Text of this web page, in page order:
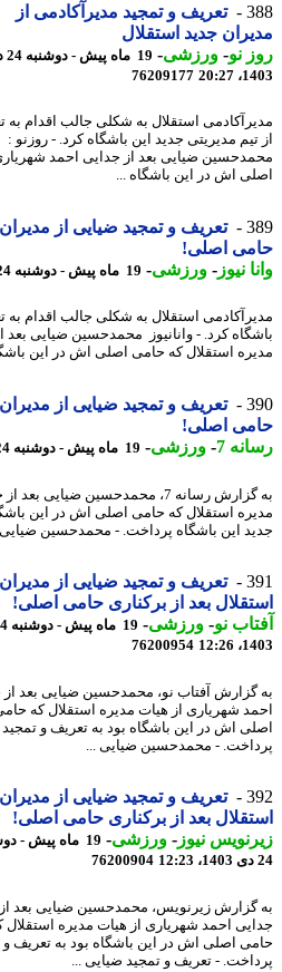
تعریف و تمجید مدیرآکادمی از
جدید استقلال
نو- ورزشی-
19 ماه پیش - دوشنبه 24 دی
76209177
استقلال به شکلی جالب اقدام به
مدیریتی جدید این باشگاه کرد. - روزنو :
ضیایی بعد از جدایی احمد شهریاری از
اش در این باشگاه ...
تعریف و تمجید ضیایی از مدیران
اصلی!
نیوز-ورزشی-19 ماه پیش - دوشنبه 24 دی 1403، 16:00
استقلال به شکلی جالب اقدام به
کرد. - وانانیوز محمدحسین ضیایی بعد از
استقلال که حامی اصلی اش در این باشگاه
تعریف و تمجید ضیایی از مدیران
اصلی!
7
-ورزشی-19 ماه پیش - دوشنبه 24 دی 1403، 12:26
به گزارش رسانه 7، محمدحسین ضیایی
استقلال که حامی اصلی اش در این باشگاه
این باشگاه پرداخت. - محمدحسین ضیایی ...
تعریف و تمجید ضیایی از مدیران
بعد از برکناری حامی اصلی!
نو- ورزشی-
19 ماه پیش - دوشنبه
76200954
آفتاب نو، محمدحسین ضیایی بعد از
شهریاری از هیات مدیره استقلال که حامی
اش در این باشگاه بود به تعریف و تمجید از
- محمدحسین ضیایی ...
تعریف و تمجید ضیایی از مدیران
بعد از برکناری حامی اصلی!
نیوز-ورزشی-
19 ماه پیش - دوشنبه
76200904
زیرنویس، محمدحسین ضیایی بعد از
احمد شهریاری از هیات مدیره استقلال که
اصلی اش در این باشگاه بود به تعریف و
- تعریف و تمجید ضیایی ...